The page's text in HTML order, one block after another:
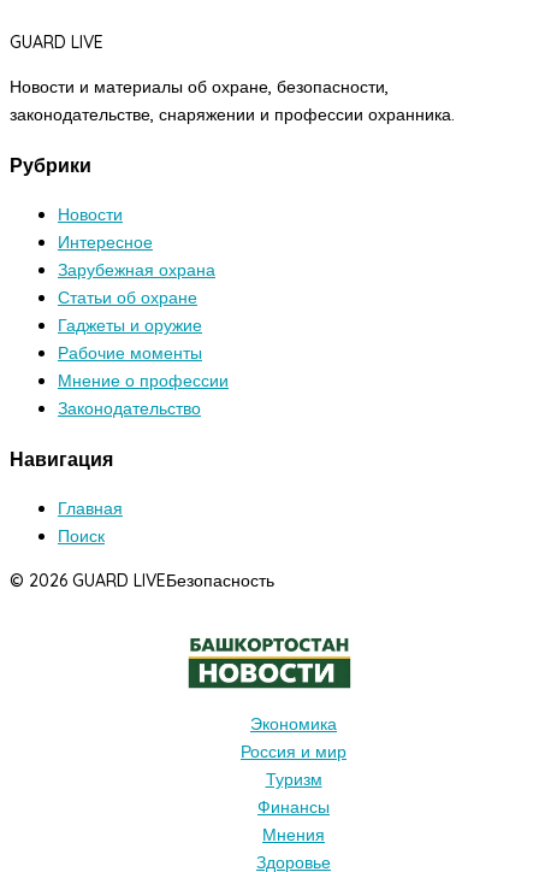
GUARD LIVE
Новости и материалы об охране, безопасности,
законодательстве, снаряжении и профессии охранника.
Рубрики
Новости
Интересное
Зарубежная охрана
Статьи об охране
Гаджеты и оружие
Рабочие моменты
Мнение о профессии
Законодательство
Навигация
Главная
Поиск
© 2026 GUARD LIVEБезопасность
Экономика
Россия и мир
Туризм
Финансы
Мнения
Здоровье